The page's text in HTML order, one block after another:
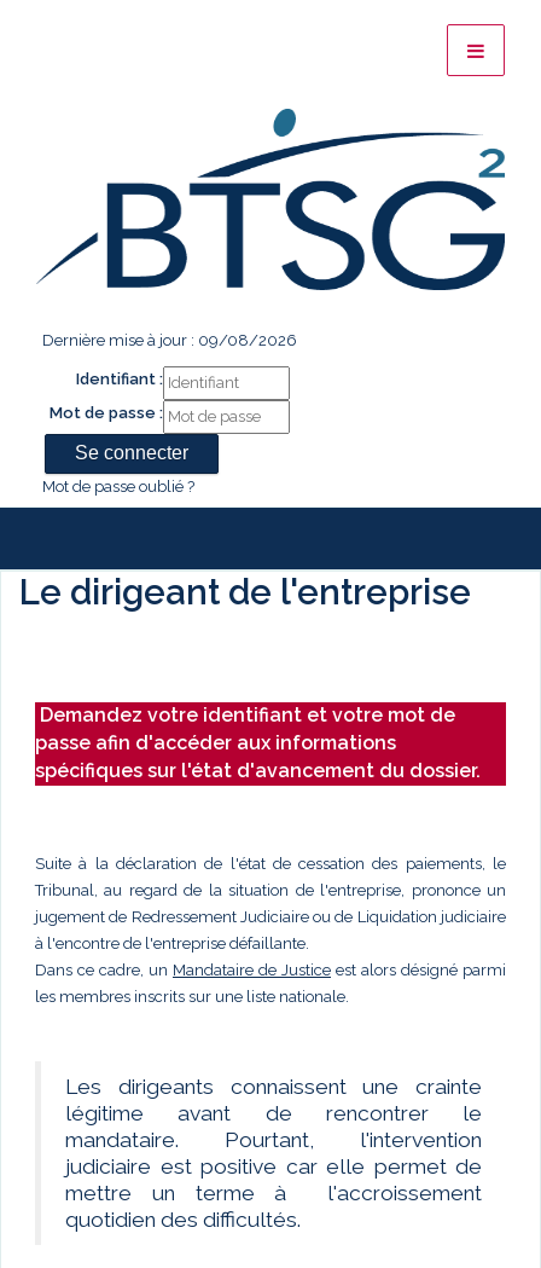
Dernière mise à jour : 09/08/2026
Identifiant :
Mot de passe :
Mot de passe oublié ?
Le dirigeant de l'entreprise
Demandez votre identifiant et votre mot de
passe afin d'accéder aux informations
spécifiques sur l'état d'avancement du dossier.
Suite à la déclaration de l'état de cessation des paiements, le
Tribunal, au regard de la situation de l'entreprise, prononce un
jugement de Redressement Judiciaire ou de Liquidation judiciaire
à l'encontre de l'entreprise défaillante.
Dans ce cadre, un Mandataire de Justice est alors désigné parmi
les membres inscrits sur une liste nationale.
Les dirigeants connaissent une crainte
légitime avant de rencontrer le
mandataire. Pourtant, l'intervention
judiciaire est positive car elle permet de
mettre un terme à l'accroissement
quotidien des difficultés.